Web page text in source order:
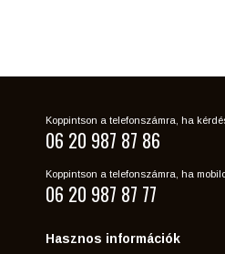
Koppintson a telefonszámra, ha
06 20 987 87 86
Koppintson a telefonszámra, ha
06 20 987 87 77
Hasznos információk